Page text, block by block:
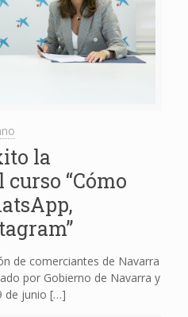
la
“Cómo
de comerciantes de Navarra
por Gobierno de Navarra y
de junio […]